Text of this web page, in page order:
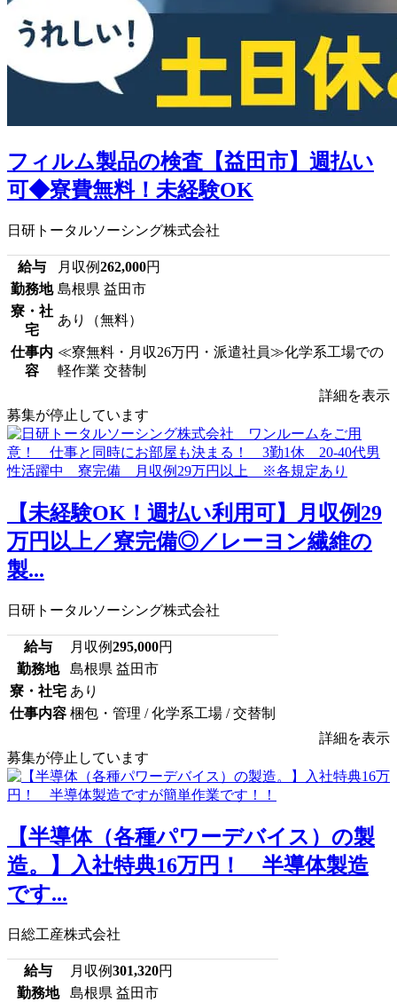
フィルム製品の検査【益田市】週払い
可◆寮費無料！未経験OK
日研トータルソーシング株式会社
給与 月収例262,000円
勤務地 島根県 益田市
寮・社
宅
あり（無料）
仕事内
容
≪寮無料・月収26万円・派遣社員≫化学系工場での
軽作業 交替制
詳細を表示
募集が停止しています
【未経験OK！週払い利用可】月収例29
万円以上／寮完備◎／レーヨン繊維の
製...
日研トータルソーシング株式会社
給与 月収例295,000円
勤務地
島根県 益田市
寮・社宅 あり
仕事内容 梱包・管理 / 化学系工場 / 交替制
詳細を表示
募集が停止しています
【半導体（各種パワーデバイス）の製
造。】入社特典16万円！ 半導体製造
です...
日総工産株式会社
給与 月収例301,320円
勤務地
島根県 益田市